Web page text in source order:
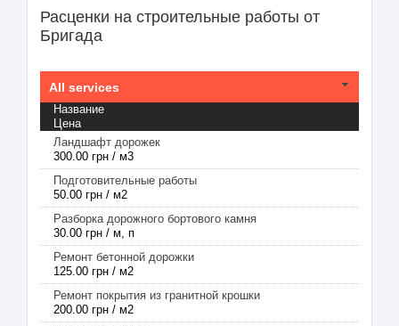
Расценки на строительные работы от
Бригада
All services
Название
Цена
Ландшафт дорожек
300.00 грн / м3
Подготовительные работы
50.00 грн / м2
Разборка дорожного бортового камня
30.00 грн / м, п
Ремонт бетонной дорожки
125.00 грн / м2
Ремонт покрытия из гранитной крошки
200.00 грн / м2